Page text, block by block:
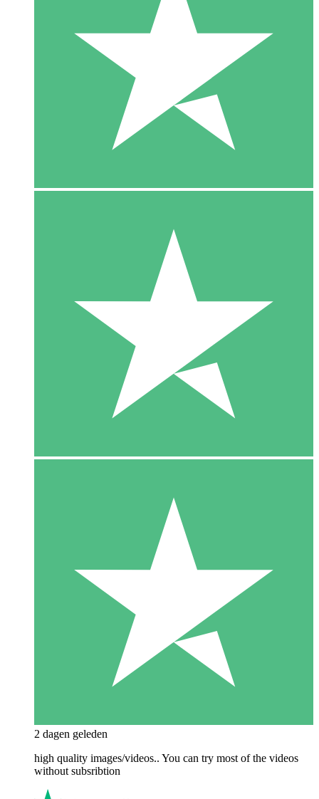
2 dagen geleden
high quality images/videos.. You can try most of the videos
without subsribtion